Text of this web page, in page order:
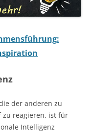
der anderen zu
zu reagieren, ist für
Intelligenz